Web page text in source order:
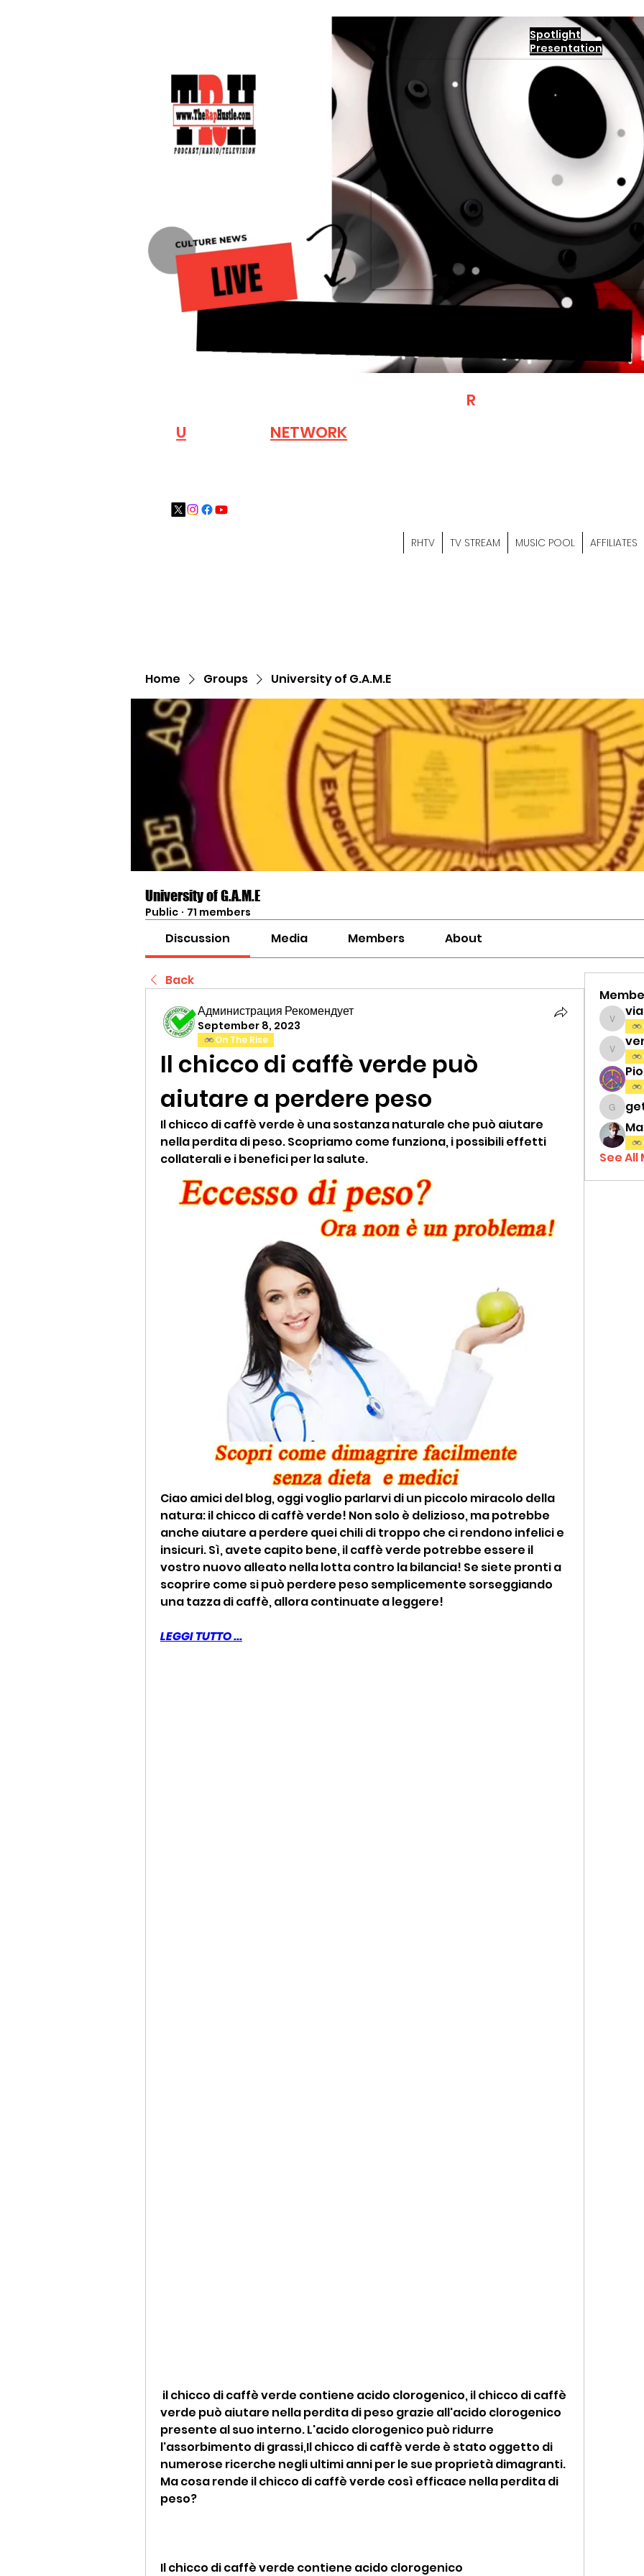
Spotlight
Presentation
U NETWORK
RH
RHTV TV STREAM MUSIC POOL AFFILIATES
Home Groups University of G.A.M.E
University of G.A.M.E
Public · 71 members
Discussion Media Members About
Back
Администрация Рекомендует
September 8, 2023
On The Rise
Il chicco di caffè verde può
aiutare a perdere peso
Il chicco di caffè verde è una sostanza naturale che può aiutare
nella perdita di peso. Scopriamo come funziona, i possibili effetti
collaterali e i benefici per la salute.
Ciao amici del blog, oggi voglio parlarvi di un piccolo miracolo della
natura: il chicco di caffè verde! Non solo è delizioso, ma potrebbe
anche aiutare a perdere quei chili di troppo che ci rendono infelici e
insicuri. Sì, avete capito bene, il caffè verde potrebbe essere il
vostro nuovo alleato nella lotta contro la bilancia! Se siete pronti a
scoprire come si può perdere peso semplicemente sorseggiando
una tazza di caffè, allora continuate a leggere!
LEGGI TUTTO ...
verde può aiutare nella perdita di peso grazie all'acido clorogenico
presente al suo interno. L'acido clorogenico può ridurre
l'assorbimento di grassi,Il chicco di caffè verde è stato oggetto di
numerose ricerche negli ultimi anni per le sue proprietà dimagranti.
Ma cosa rende il chicco di caffè verde così efficace nella perdita di
peso?
Il chicco di caffè verde contiene acido clorogenico
See All